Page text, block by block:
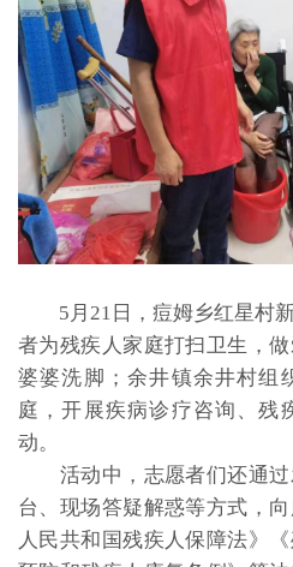
5月21日，痘姆乡红星村新
者为残疾人家庭打扫卫生，
婆婆洗脚；余井镇余井村组
庭，开展疾病诊疗咨询、残
动。
活动中，志愿者们还通过
台、现场答疑解惑等方式，
人民共和国残疾人保障法》